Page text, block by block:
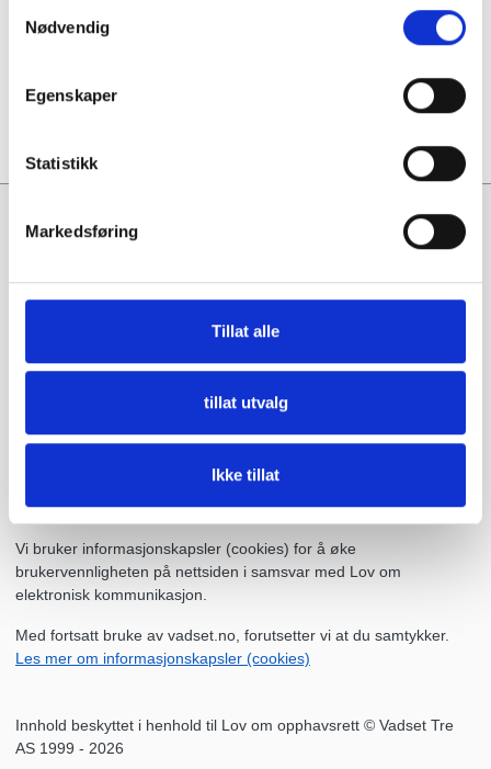
Nødvendig
Egenskaper
Statistikk
Markedsføring
Tillat alle
tillat utvalg
Ikke tillat
Planhøvel fra 40-talet
Vadset Tre AS
ellerpost@vadset.no
Kontor
07.00 - 15.00
Vi bruker informasjonskapsler (cookies) for å øke
brukervennligheten på nettsiden i samsvar med Lov om
elektronisk kommunikasjon.
Med fortsatt bruke av vadset.no, forutsetter vi at du samtykker.
Les mer om informasjonskapsler (cookies)
Innhold beskyttet i henhold til Lov om opphavsrett © Vadset Tre
AS 1999 - 2026